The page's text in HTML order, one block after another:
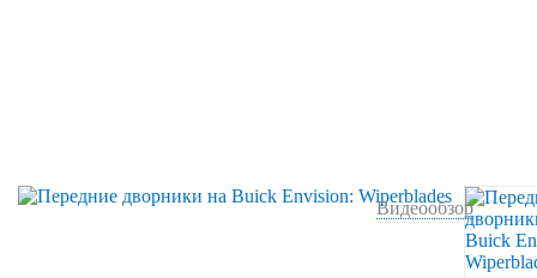
Видеообзор